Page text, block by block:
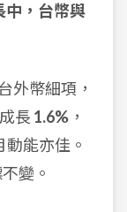
中，台幣與
外幣細項，
長 1.6% ，
動能亦佳。
變。